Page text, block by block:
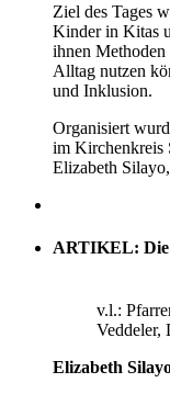
Ziel des Tages
Kinder in Kitas
ihnen
Alltag nutzen
und Inklusion.
Organisiert
im Kirchenkreis
Elizabeth
ARTIKEL:
v.l.:
Veddeler,
Elizabeth